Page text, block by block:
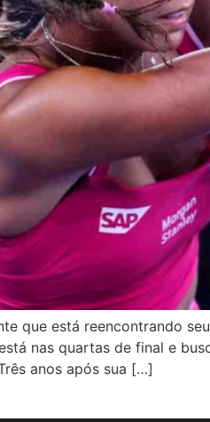
que está reencontrando
nas quartas de final e
anos após sua […]